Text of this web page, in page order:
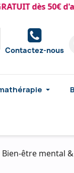
dès 50€ d'achat
Contactez-nous
Bien-être mental